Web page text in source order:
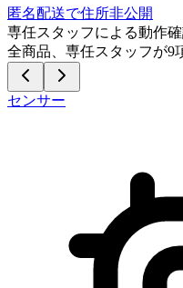
匿名配送で住所非公開
専任スタッフによる動作
全商品、専任スタッフが9
センサー